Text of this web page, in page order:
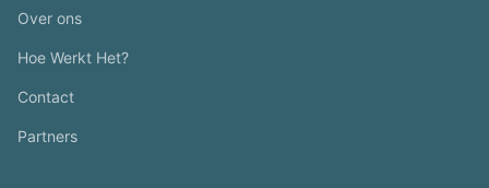
Over ons
Hoe Werkt Het?
Contact
Partners